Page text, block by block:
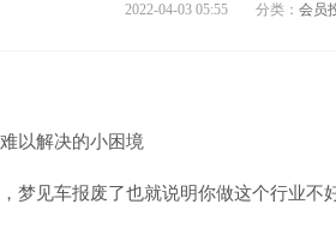
2022-04-03 05:55 分类： 会员
以解决的小困境
梦见车报废了也就说明你做这个行业不